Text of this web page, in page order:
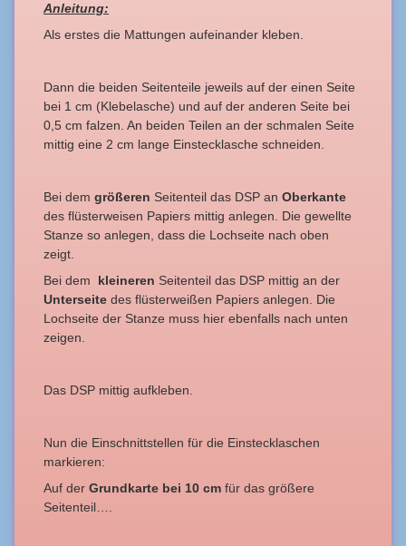
Anleitung:
Als erstes die Mattungen aufeinander kleben.
Dann die beiden Seitenteile jeweils auf der einen Seite
bei 1 cm (Klebelasche) und auf der anderen Seite bei
0,5 cm falzen. An beiden Teilen an der schmalen Seite
mittig eine 2 cm lange Einstecklasche schneiden.
Bei dem größeren Seitenteil das DSP an Oberkante
des flüsterweisen Papiers mittig anlegen. Die gewellte
Stanze so anlegen, dass die Lochseite nach oben
zeigt.
Bei dem kleineren Seitenteil das DSP mittig an der
Unterseite des flüsterweißen Papiers anlegen. Die
Lochseite der Stanze muss hier ebenfalls nach unten
zeigen.
Das DSP mittig aufkleben.
Nun die Einschnittstellen für die Einstecklaschen
markieren:
Auf der Grundkarte bei 10 cm für das größere
Seitenteil….